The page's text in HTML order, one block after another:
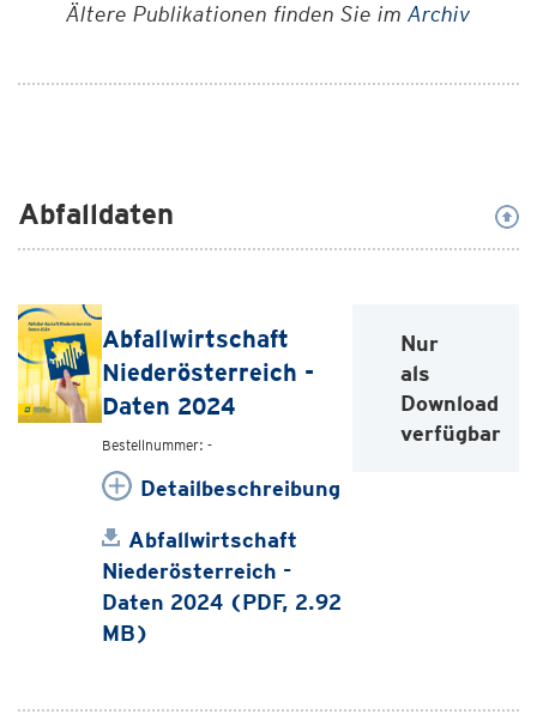
Ältere Publikationen finden Sie im Archiv
Abfalldaten
Abfallwirtschaft
Niederösterreich -
Daten 2024
Bestellnummer: -
Detailbeschreibung
Abfallwirtschaft
Niederösterreich -
Daten 2024 (PDF, 2.92
MB)
Nur
als
Download
verfügbar